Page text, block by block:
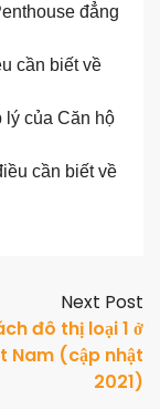
đẳng
cần biết về
lý của Căn hộ
cần biết về
Next Post
đô thị loại 1 ở
Nam (cập nhật
2021)